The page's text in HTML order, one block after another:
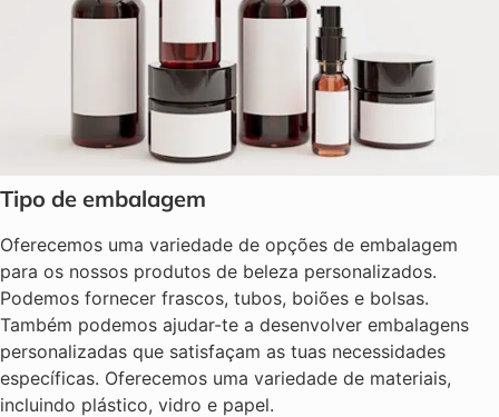
Tipo de embalagem
Oferecemos uma variedade de opções de embalagem
para os nossos produtos de beleza personalizados.
Podemos fornecer frascos, tubos, boiões e bolsas.
Também podemos ajudar-te a desenvolver embalagens
personalizadas que satisfaçam as tuas necessidades
específicas. Oferecemos uma variedade de materiais,
incluindo plástico, vidro e papel.